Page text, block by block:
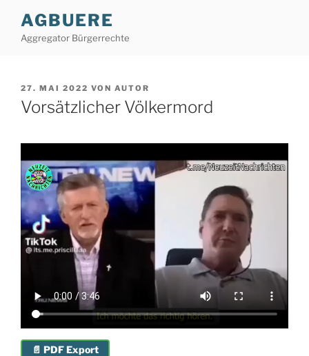
Inhalt
springen
AGBUERE
Aggregator Bürgerrechte
VERÖFFENTLICHT
AM
27. MAI 2022 VON AUTOR
Vorsätzlicher Völkermord
📄 PDF Export